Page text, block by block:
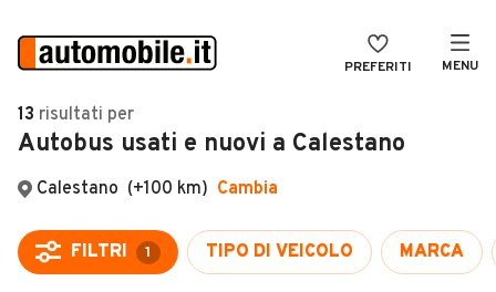
PREFERITI MENU
Auto
Auto usate
Auto Km 0
Auto Nuove
VENDI
MAGAZINE
ACCEDI
13 risultati per
Autobus usati e nuovi a Calestano
Calestano (+100 km) Cambia
FILTRI 1 TIPO DI VEICOLO MARCA